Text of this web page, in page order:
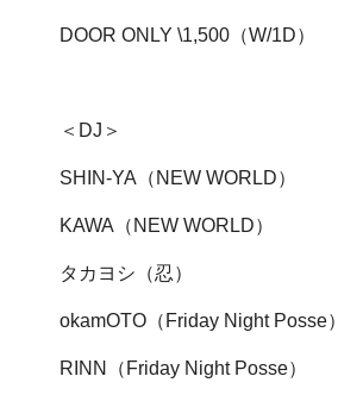
DOOR ONLY \1,500（W/1D）
＜DJ＞
SHIN-YA（NEW WORLD）
KAWA（NEW WORLD）
タカヨシ（忍）
okamOTO（Friday Night Posse）
RINN（Friday Night Posse）